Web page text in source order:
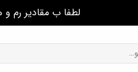
لطفا ب مقادیر رم